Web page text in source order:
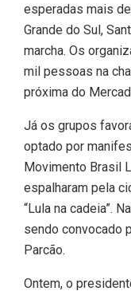
esperadas mais
Grande do Sul,
marcha. Os
mil pessoas na
próxima do
Já os grupos
optado por
Movimento Brasil
espalharam pela
“Lula na cadeia”.
sendo convocado
Parcão.
Ontem, o